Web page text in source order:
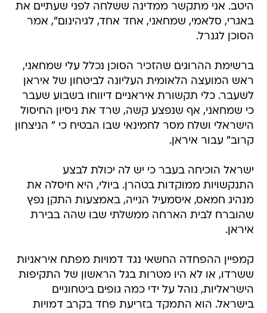
היטב. אני מתקשר ממדינה ששלחה לפני שעתיים את
באגרי, סלאמי, שמחאני, אחד אחד, לגיהינום", אמר
הסוכן לגנרל.
ברשימת ההרוגים שהזכיר הסוכן נכלל עלי שמחאני,
ראש המועצה הלאומית העליונה לביטחון של איראן
לשעבר. כלי תקשורת איראניים דיווחו בשבוע שעבר
כי שמחאני, אף שנפצע קשה, שרד את ניסיון החיסול
הישראלי ושלח מסר לחמינאי שבו הבטיח כי " הניצחון
קרוב" עבור איראן.
ישראל הוכיחה בעבר כי יש לה יכולת לבצע
התנקשויות ממוקדות בטהרן. ביולי, היא חיסלה את
מנהיג חמאס, איסמעיל הנייה, באמצעות התקן נפץ
שהוברח לבית הארחה ממשלתי שבו שהה בבירת
איראן.
קמפיין ההפחדה החשאי נגד דמויות מפתח איראניות
ששרדו, או לא היו מטרות בגל הראשון של התקיפות
הישראליות, נוהל על ידי כמה גופים ביטחוניים
בישראל. הוא התמקד בזריעת פחד בקרב דמויות